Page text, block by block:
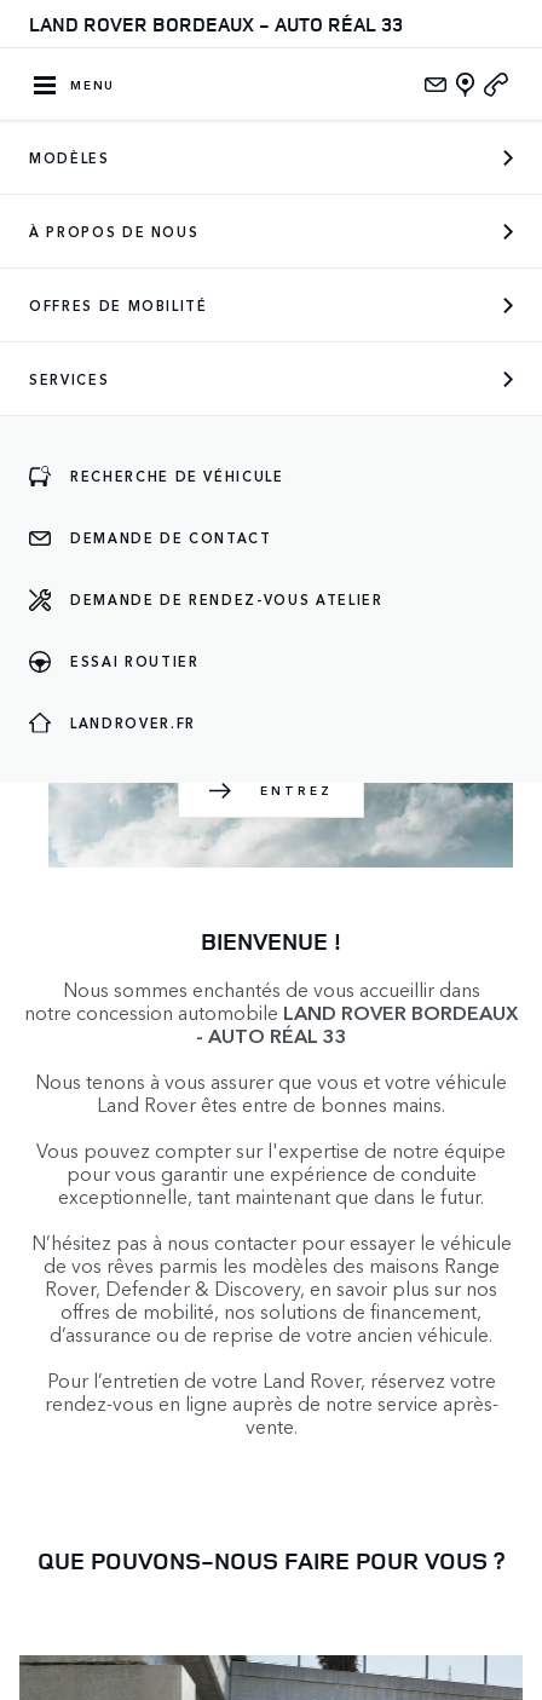
LAND ROVER BORDEAUX - AUTO RÉAL 33
MENU
MODÈLES
À PROPOS DE NOUS
OFFRES DE MOBILITÉ
SERVICES
RECHERCHE DE VÉHICULE
DEMANDE DE CONTACT
DEMANDE DE RENDEZ-VOUS ATELIER
ESSAI ROUTIER
LANDROVER.FR
DES MARQUES SUIVANTES
ENTREZ
BIENVENUE !
Nous sommes enchantés de vous accueillir dans
notre concession automobile LAND ROVER BORDEAUX
- AUTO RÉAL 33
Nous tenons à vous assurer que vous et votre véhicule
Land Rover êtes entre de bonnes mains.
Vous pouvez compter sur l'expertise de notre équipe
pour vous garantir une expérience de conduite
exceptionnelle, tant maintenant que dans le futur.
N’hésitez pas à nous contacter pour essayer le véhicule
de vos rêves parmis les modèles des maisons Range
Rover, Defender & Discovery, en savoir plus sur nos
offres de mobilité, nos solutions de financement,
d’assurance ou de reprise de votre ancien véhicule.
Pour l’entretien de votre Land Rover, réservez votre
rendez-vous en ligne auprès de notre service après-
vente.
QUE POUVONS-NOUS FAIRE POUR VOUS ?